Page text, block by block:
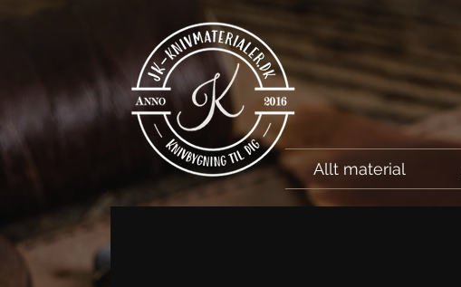
Allt material